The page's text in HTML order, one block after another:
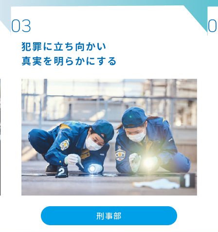
03
犯罪に立ち向かい
真実を明らかにする
刑事部